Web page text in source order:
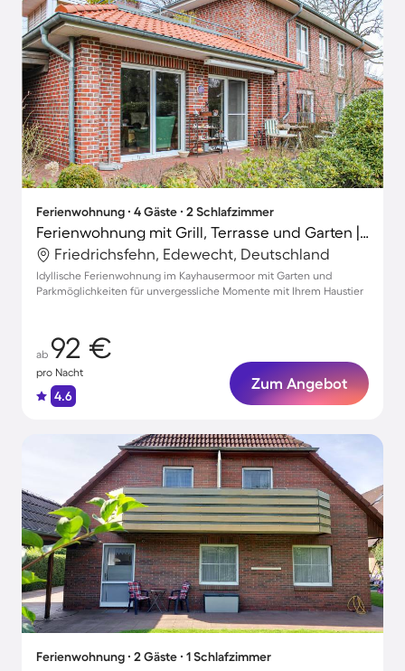
Ferienwohnung ∙ 4 Gäste ∙ 2 Schlafzimmer
Ferienwohnung mit Grill, Terrasse und Garten | Haustiere sind willkommen
Friedrichsfehn, Edewecht, Deutschland
Idyllische Ferienwohnung im Kayhausermoor mit Garten und
Parkmöglichkeiten für unvergessliche Momente mit Ihrem Haustier
ab 92 €
pro Nacht
4.6
Zum Angebot
Ferienwohnung ∙ 2 Gäste ∙ 1 Schlafzimmer